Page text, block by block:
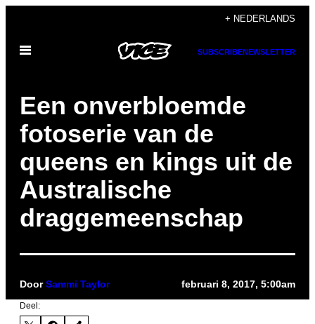
de
+ NEDERLANDS
Open
SUBSCRIBENEWSLETTER
Een onverbloemde
fotoserie van de
queens en kings uit de
Australische
draggemeenschap
DoorSammi Taylor februari 8, 2017, 5:00am
Deel: